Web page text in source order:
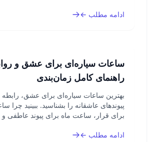
ادامه مطلب ←
ساعات سیاره‌ای برای عشق و
راهنمای کامل زمان‌بندی
بهترین ساعات سیاره‌ای برای عشق،
پیوندهای عاشقانه را بشناسید. ببینید چرا
برای قرار، ساعت ماه برای پیوند عاطفی
ادامه مطلب ←